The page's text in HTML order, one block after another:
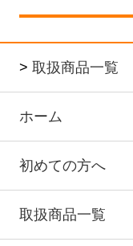
> 取扱商品一覧
ホーム
初めての方へ
取扱商品一覧